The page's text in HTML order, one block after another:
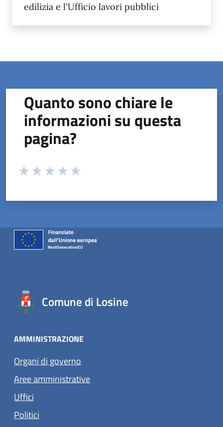
edilizia e l'Ufficio lavori pubblici
Quanto sono chiare le
informazioni su questa
pagina?
Valuta da 1 a 5 stelle la pagina
Comune di Losine
AMMINISTRAZIONE
Organi di governo
Aree amministrative
Uffici
Politici